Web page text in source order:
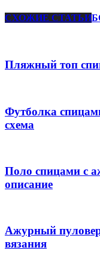
СХОЖИЕ СТАТЬИ
Пляжный топ
Футболка
схема
Поло спицами с
описание
Ажурный
вязания